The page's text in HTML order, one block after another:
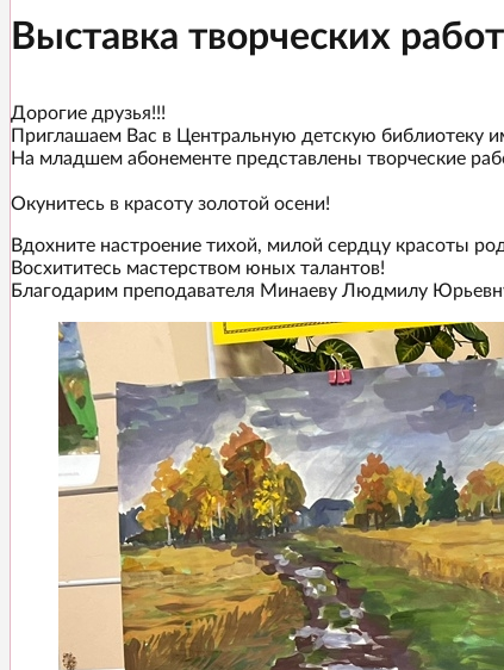
Выставка творческих
Дорогие друзья!!!
Приглашаем Вас в Центральную детскую библиотеку
На младшем абонементе представлены творческие
Окунитесь в красоту золотой осени!
Вдохните настроение тихой, милой сердцу красоты
Восхититесь мастерством юных талантов!
Благодарим преподавателя Минаеву Людмилу